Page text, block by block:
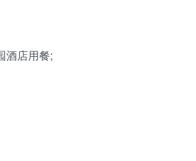
酒店用餐;